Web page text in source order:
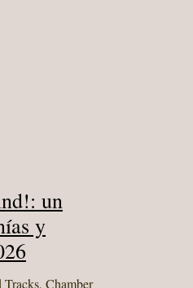
un
y
Tracks, Chamber